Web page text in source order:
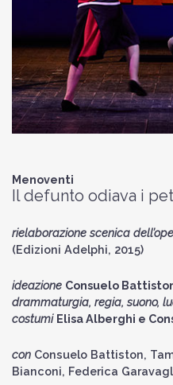
Menoventi
Il defunto odiava i
rielaborazione scenica
(Edizioni Adelphi, 2015)
ideazione Consuelo
drammaturgia, regia, suono,
costumi Elisa Alberghi e
con Consuelo Battiston,
Bianconi, Federica